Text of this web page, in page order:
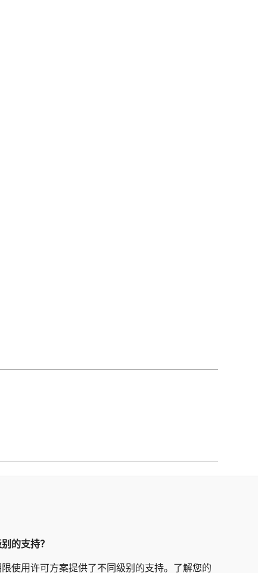
的支持？
使用许可方案提供了不同级别的支持。了解您的